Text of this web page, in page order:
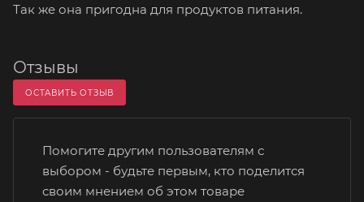
Так же она пригодна для продуктов питания.
Отзывы
ОСТАВИТЬ ОТЗЫВ
Помогите другим пользователям с
выбором - будьте первым, кто поделится
своим мнением об этом товаре